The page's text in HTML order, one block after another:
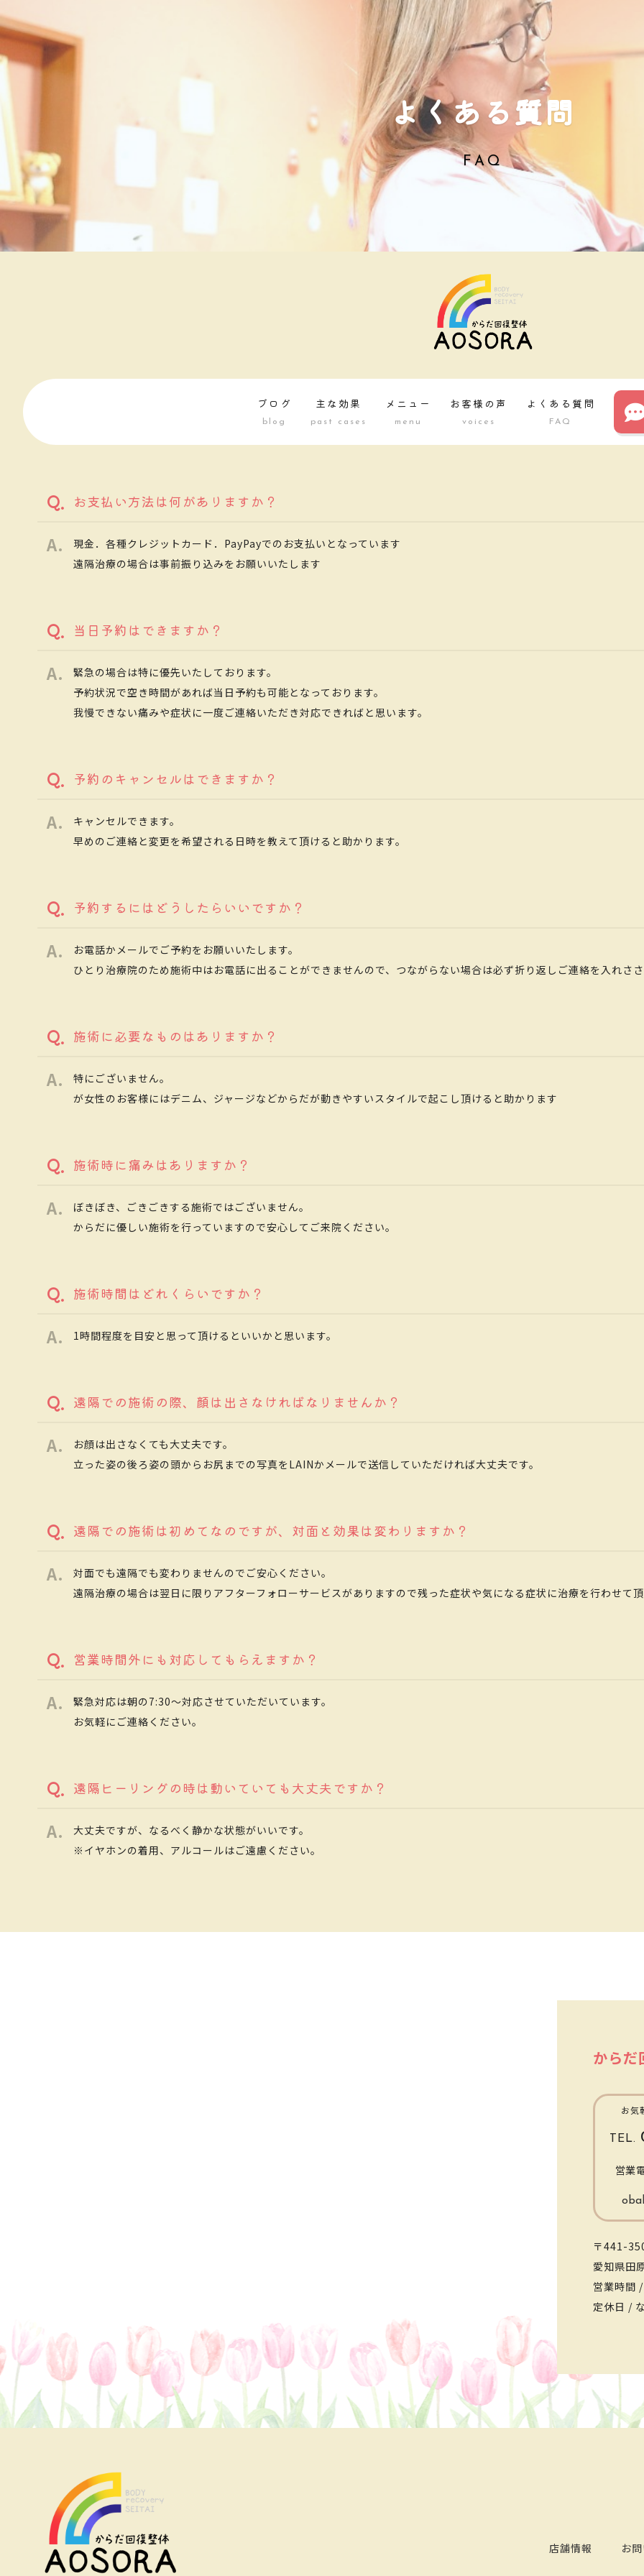
よくある質問
FAQ
ブログ
blog
主な効果
past cases
メニュー
menu
お客様の声
voices
よくある質問
FAQ
お支払い方法は何がありますか？
現金．各種クレジットカード．PayPayでのお支払いとなっています
遠隔治療の場合は事前振り込みをお願いいたします
当日予約はできますか？
緊急の場合は特に優先いたしております。
予約状況で空き時間があれば当日予約も可能となっております。
我慢できない痛みや症状に一度ご連絡いただき対応できればと思います。
予約のキャンセルはできますか？
キャンセルできます。
早めのご連絡と変更を希望される日時を教えて頂けると助かります。
予約するにはどうしたらいいですか？
お電話かメールでご予約をお願いいたします。
ひとり治療院のため施術中はお電話に出ることができませんので、つながらない場合は必ず折り返しご連絡を入れささ
施術に必要なものはありますか？
特にございません。
が女性のお客様にはデニム、ジャージなどからだが動きやすいスタイルで起こし頂けると助かります
施術時に痛みはありますか？
ぼきぼき、ごきごきする施術ではございません。
からだに優しい施術を行っていますので安心してご来院ください。
施術時間はどれくらいですか？
1時間程度を目安と思って頂けるといいかと思います。
遠隔での施術の際、顔は出さなければなりませんか？
お顔は出さなくても大丈夫です。
立った姿の後ろ姿の頭からお尻までの写真をLAINかメールで送信していただければ大丈夫です。
遠隔での施術は初めてなのですが、対面と効果は変わりますか？
対面でも遠隔でも変わりませんのでご安心ください。
遠隔治療の場合は翌日に限りアフターフォローサービスがありますので残った症状や気になる症状に治療を行わせて頂
営業時間外にも対応してもらえますか？
緊急対応は朝の7:30～対応させていただいています。
お気軽にご連絡ください。
遠隔ヒーリングの時は動いていても大丈夫ですか？
大丈夫ですが、なるべく静かな状態がいいです。
※イヤホンの着用、アルコールはご遠慮ください。
からだ
お気
TEL.
営業
〒441-
愛知県田
営業時間
定休日 /
店舗情報 お